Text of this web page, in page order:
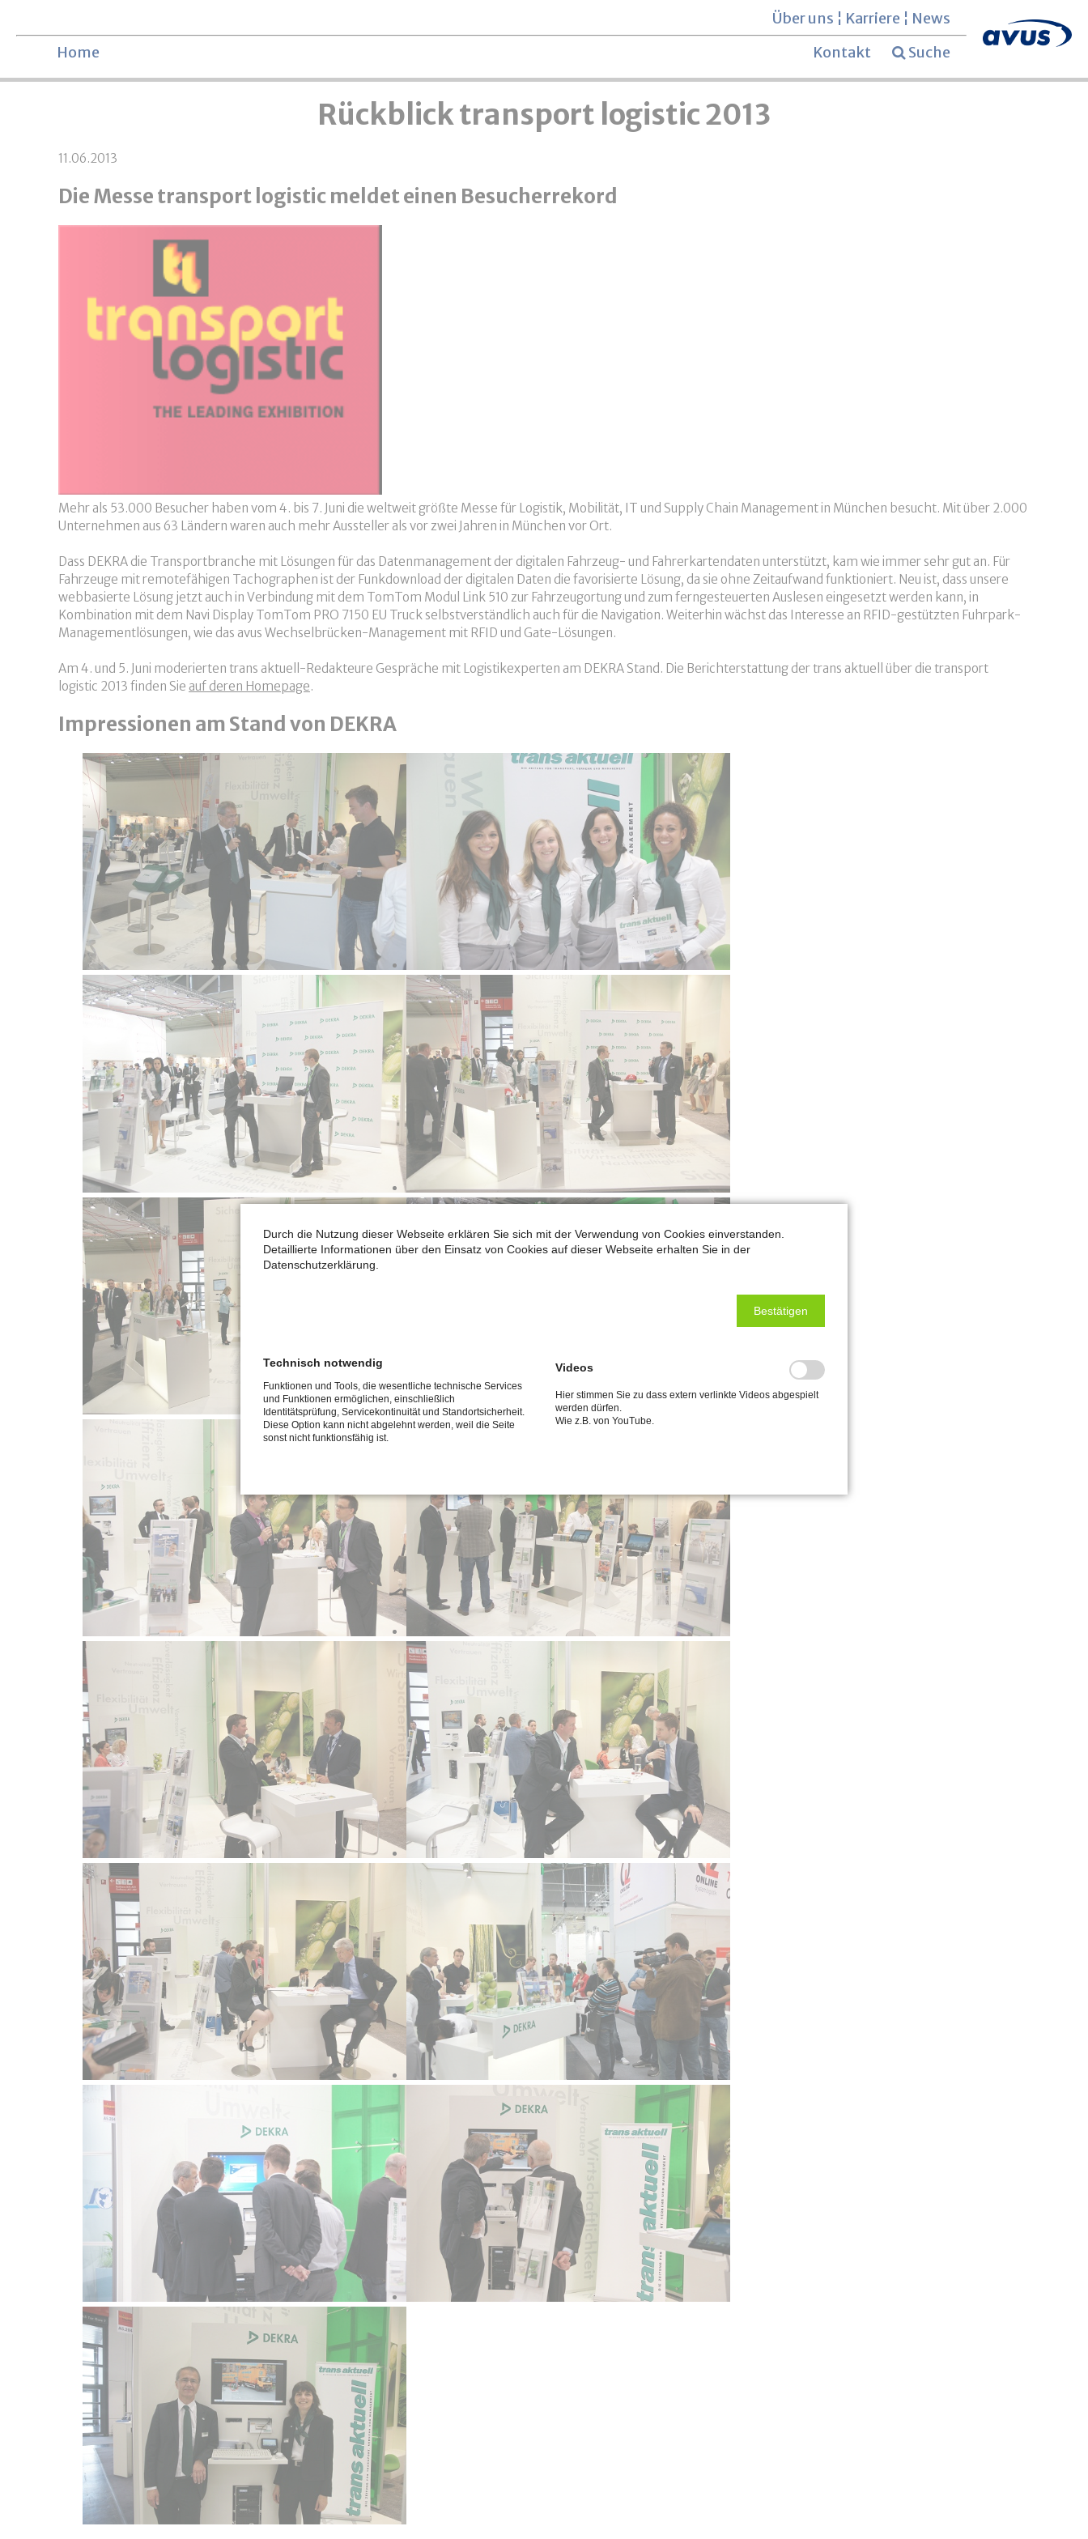
Über uns ¦ Karriere ¦ News
Navigation überspringen
Home Kontakt Suche
Rückblick transport logistic 2013
11.06.2013
Die Messe transport logistic meldet einen Besucherrekord
Mehr als 53.000 Besucher haben vom 4. bis 7. Juni die weltweit größte Messe für Logistik, Mobilität, IT und Supply Chain Management in München besucht. Mit über 2.000
Unternehmen aus 63 Ländern waren auch mehr Aussteller als vor zwei Jahren in München vor Ort.
Dass DEKRA die Transportbranche mit Lösungen für das Datenmanagement der digitalen Fahrzeug- und Fahrerkartendaten unterstützt, kam wie immer sehr gut an. Für
Fahrzeuge mit remotefähigen Tachographen ist der Funkdownload der digitalen Daten die favorisierte Lösung, da sie ohne Zeitaufwand funktioniert. Neu ist, dass unsere
webbasierte Lösung jetzt auch in Verbindung mit dem TomTom Modul Link 510 zur Fahrzeugortung und zum ferngesteuerten Auslesen eingesetzt werden kann, in
Kombination mit dem Navi Display TomTom PRO 7150 EU Truck selbstverständlich auch für die Navigation. Weiterhin wächst das Interesse an RFID-gestützten Fuhrpark-
Managementlösungen, wie das avus Wechselbrücken-Management mit RFID und Gate-Lösungen.
Am 4. und 5. Juni moderierten trans aktuell-Redakteure Gespräche mit Logistikexperten am DEKRA Stand. Die Berichterstattung der trans aktuell über die transport
logistic 2013 finden Sie auf deren Homepage.
Impressionen am Stand von DEKRA
Durch die Nutzung dieser Webseite erklären Sie sich mit der Verwendung von Cookies einverstanden.
Detaillierte Informationen über den Einsatz von Cookies auf dieser Webseite erhalten Sie in der
Datenschutzerklärung.
Bestätigen
Technisch notwendig
Funktionen und Tools, die wesentliche technische Services
und Funktionen ermöglichen, einschließlich
Identitätsprüfung, Servicekontinuität und Standortsicherheit.
Diese Option kann nicht abgelehnt werden, weil die Seite
sonst nicht funktionsfähig ist.
Videos
Hier stimmen Sie zu dass extern verlinkte Videos abgespielt
werden dürfen.
Wie z.B. von YouTube.